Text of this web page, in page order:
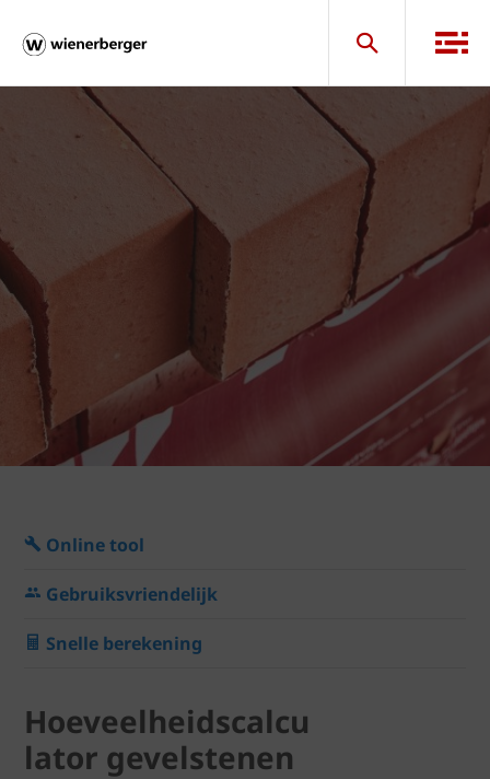
Online tool
Gebruiksvriendelijk
Snelle berekening
Hoeveelheidscalcu
lator gevelstenen